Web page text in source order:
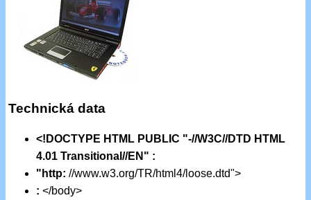
Technická data
<!DOCTYPE HTML PUBLIC "-//W3C//DTD HTML
4.01 Transitional//EN" :
"http://www.w3.org/TR/html4/loose.dtd">
:</body>